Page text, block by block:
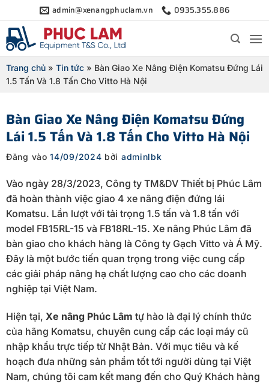
qua
nội
dung
admin@xenangphuclam.vn 0935.355.886
Trang chủ » Tin tức » Bàn Giao Xe Nâng Điện Komatsu Đứng Lái
1.5 Tấn Và 1.8 Tấn Cho Vitto Hà Nội
Bàn Giao Xe Nâng Điện Komatsu Đứng
Lái 1.5 Tấn Và 1.8 Tấn Cho Vitto Hà Nội
Đăng vào14/09/2024 bởi adminlbk
Vào ngày 28/3/2023, Công ty TM&DV Thiết bị Phúc Lâm
đã hoàn thành việc giao 4 xe nâng điện đứng lái
Komatsu. Lần lượt với tải trọng 1.5 tấn và 1.8 tấn với
model FB15RL-15 và FB18RL-15. Xe nâng Phúc Lâm đã
bàn giao cho khách hàng là Công ty Gạch Vitto và Á Mỹ.
Đây là một bước tiến quan trọng trong việc cung cấp
các giải pháp nâng hạ chất lượng cao cho các doanh
nghiệp tại Việt Nam.
Hiện tại, Xe nâng Phúc Lâm tự hào là đại lý chính thức
của hãng Komatsu, chuyên cung cấp các loại máy cũ
nhập khẩu trực tiếp từ Nhật Bản. Với mục tiêu và kế
hoạch đưa những sản phẩm tốt tới người dùng tại Việt
Nam, chúng tôi cam kết mang đến cho Quý Khách hàng